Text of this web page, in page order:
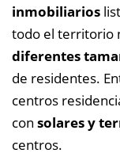
inmobiliarios
todo el territorio
diferentes
de residentes.
centros
con solares y
centros.